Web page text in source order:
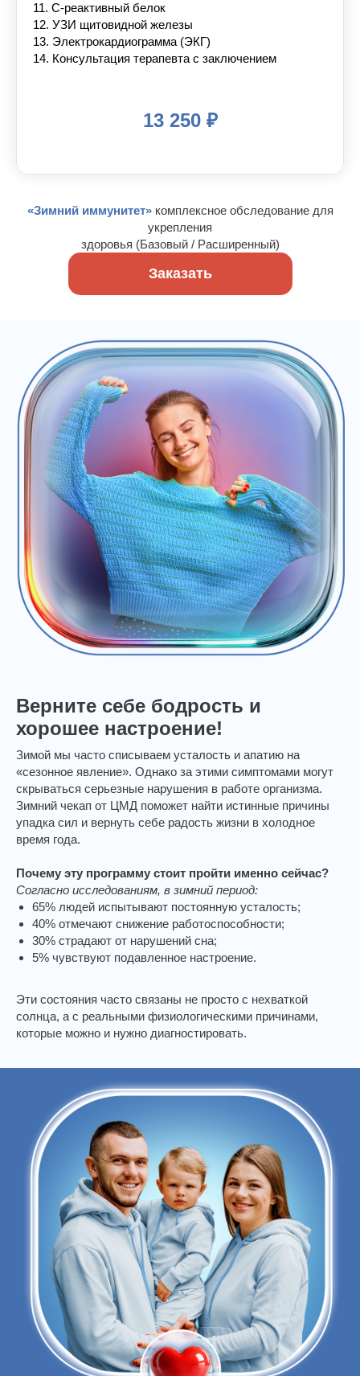
11. С-реактивный белок
12. УЗИ щитовидной железы
13. Электрокардиограмма (ЭКГ)
14. Консультация терапевта с заключением
13 250 ₽
«Зимний иммунитет»комплексное обследование для
укрепления
здоровья (Базовый / Расширенный)
Заказать
Верните себе бодрость и
хорошее настроение!
Зимой мы часто списываем усталость и апатию на
«сезонное явление». Однако за этими симптомами могут
скрываться серьезные нарушения в работе организма.
Зимний чекап от ЦМД поможет найти истинные причины
упадка сил и вернуть себе радость жизни в холодное
время года.
Почему эту программу стоит пройти именно сейчас?
Согласно исследованиям, в зимний период:
65% людей испытывают постоянную усталость;
40% отмечают снижение работоспособности;
30% страдают от нарушений сна;
5% чувствуют подавленное настроение.
Эти состояния часто связаны не просто с нехваткой
солнца, а с реальными физиологическими причинами,
которые можно и нужно диагностировать.